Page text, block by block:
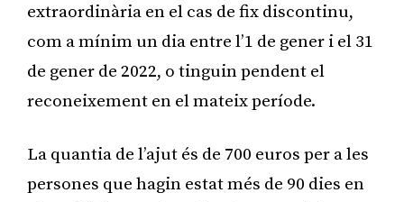
extraordinària en el cas de fix discontinu,
com a mínim un dia entre l’1 de gener i el 31
de gener de 2022, o tinguin pendent el
reconeixement en el mateix període.
La quantia de l’ajut és de 700 euros per a les
persones que hagin estat més de 90 dies en